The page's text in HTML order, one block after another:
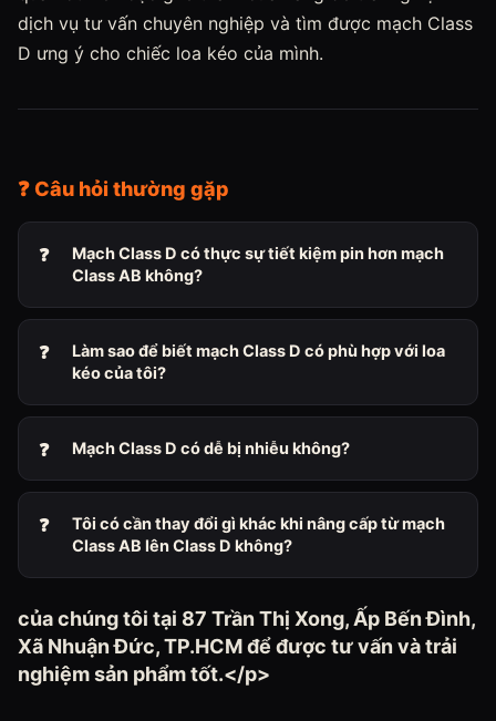
dịch vụ tư vấn chuyên nghiệp và tìm được mạch Class
D ưng ý cho chiếc loa kéo của mình.
❓ Câu hỏi thường gặp
Mạch Class D có thực sự tiết kiệm pin hơn mạch
Class AB không?
Làm sao để biết mạch Class D có phù hợp với loa
kéo của tôi?
Mạch Class D có dễ bị nhiễu không?
Tôi có cần thay đổi gì khác khi nâng cấp từ mạch
Class AB lên Class D không?
của chúng tôi tại 87 Trần Thị Xong, Ấp Bến Đình,
Xã Nhuận Đức, TP.HCM để được tư vấn và trải
nghiệm sản phẩm tốt.</p>